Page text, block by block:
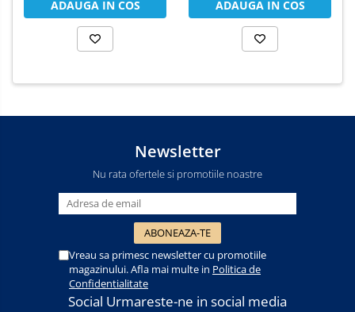
ADAUGA IN COS ADAUGA IN COS
Newsletter
Nu rata ofertele si promotiile noastre
Vreau sa primesc newsletter cu promotiile
magazinului. Afla mai multe in Politica de
Confidentialitate
Social Urmareste-ne in social media